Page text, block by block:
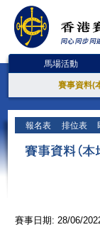
馬場活動
賽事資料(
報名表 排位表
賽事日期: 28/06/